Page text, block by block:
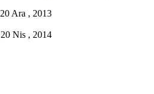
20 Ara , 2013
20 Nis , 2014